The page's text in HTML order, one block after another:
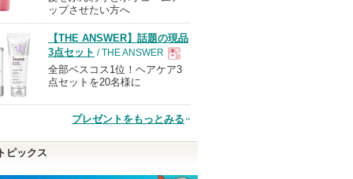
品
ップさせたい方へ
【THE ANSWER】話題の現品
3点セット / THE ANSWER
現
品
全部ベスコス1位！ヘアケア3
点セットを20名様に
プレゼントをもっとみる
ピックス